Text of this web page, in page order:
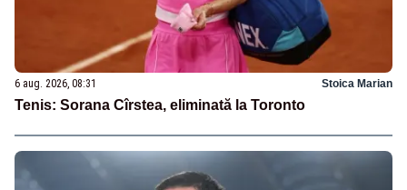
6 aug. 2026, 08:31 Stoica Marian
Tenis: Sorana Cîrstea, eliminată la Toronto